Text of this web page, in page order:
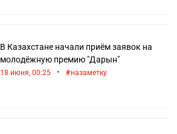
В Казахстане начали приём заявок на
молодёжную премию "Дарын"
18 июня, 00:25 • назаметку